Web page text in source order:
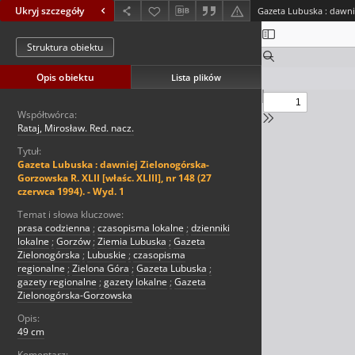
Ukryj szczegóły
Struktura obiektu
Opis obiektu Lista plików
Współtwórca:
Rataj, Mirosław. Red. nacz.
Tytuł:
Gazeta Lubuska : dawniej Zielonogórska-
Gorzowska R. XLII [właśc. XLIII], nr 148 (27
czerwca 1994). - Wyd. 1
Temat i słowa kluczowe:
prasa codzienna ; czasopisma lokalne ; dzienniki
lokalne ; Gorzów ; Ziemia Lubuska ; Gazeta
Zielonogórska ; Lubuskie ; czasopisma
regionalne ; Zielona Góra ; Gazeta Lubuska ;
gazety regionalne ; gazety lokalne ; Gazeta
Zielonogórska-Gorzowska
Opis:
49 cm